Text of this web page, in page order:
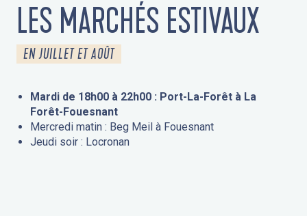
LES MARCHÉS ESTIVAUX
EN JUILLET ET AOÛT
Mardi de 18h00 à 22h00 : Port-La-Forêt à La
Forêt-Fouesnant
Mercredi matin : Beg Meil à Fouesnant
Jeudi soir : Locronan